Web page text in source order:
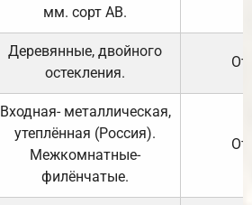
мм. сорт АВ.
Деревянные, двойного
остекления.
Входная- металлическая,
утеплённая (Россия).
Межкомнатные-
филёнчатые.